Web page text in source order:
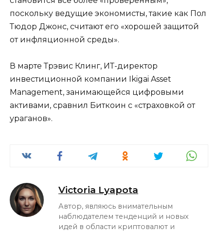
поскольку ведущие экономисты, такие как Пол
Тюдор Джонс, считают его «хорошей защитой
от инфляционной среды».
В марте Трэвис Клинг, ИТ-директор
инвестиционной компании Ikigai Asset
Management, занимающейся цифровыми
активами, сравнил Биткоин с «страховкой от
ураганов».
Victoria Lyapota
Автор, являюсь внимательным
наблюдателем тенденций и новых
идей в области криптовалют и